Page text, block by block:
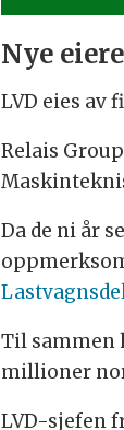
Nye
LVD eies av
Relais
Da de ni år
Til sammen
millioner
LVD-sjefen